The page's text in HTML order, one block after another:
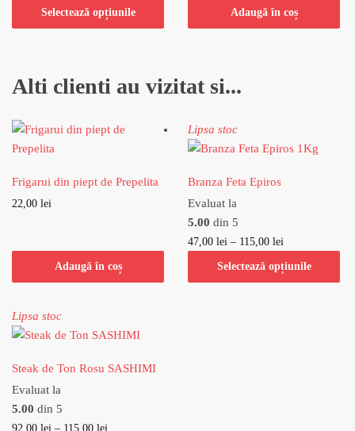
Selectează opțiunile Adaugă în coș
Alti clienti au vizitat si...
Frigarui din piept de Prepelita
22,00 lei
Adaugă în coș
Lipsa stoc
Branza Feta Epiros
Evaluat la
5.00 din 5
47,00lei – 115,00lei
Selectează opțiunile
Lipsa stoc
Steak de Ton Rosu SASHIMI
Evaluat la
5.00 din 5
92,00 lei – 115,00 lei